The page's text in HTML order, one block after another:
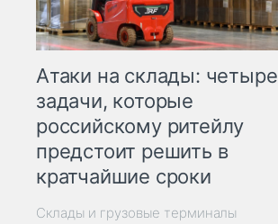
Атаки на склады: четыре
задачи, которые
российскому ритейлу
предстоит решить в
кратчайшие сроки
Склады и грузовые терминалы